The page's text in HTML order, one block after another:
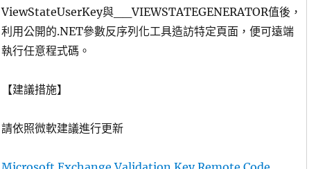
ViewStateUserKey與__VIEWSTATEGENERATOR值後，
利用公開的.NET參數反序列化工具造訪特定頁面，便可遠端
執行任意程式碼。
【建議措施】
請依照微軟建議進行更新